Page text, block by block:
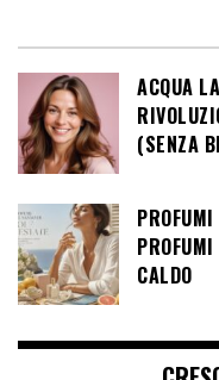
ACQUA
(SENZA
CALDO